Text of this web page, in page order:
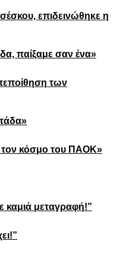
επιδεινώθηκε η
παίξαμε σαν ένα»
των
τον κόσμο του ΠΑΟΚ»
καμιά μεταγραφή!”